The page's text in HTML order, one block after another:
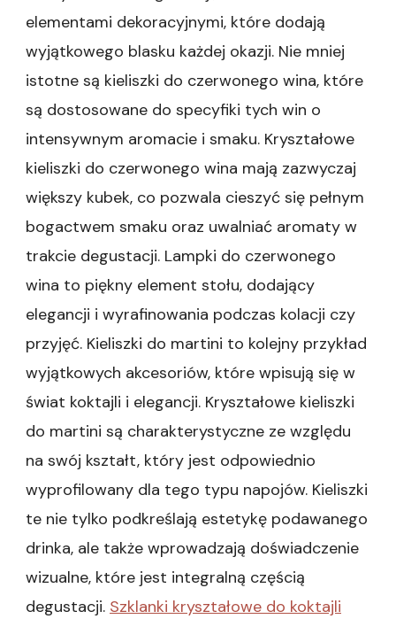
elementami dekoracyjnymi, które dodają
wyjątkowego blasku każdej okazji. Nie mniej
istotne są kieliszki do czerwonego wina, które
są dostosowane do specyfiki tych win o
intensywnym aromacie i smaku. Kryształowe
kieliszki do czerwonego wina mają zazwyczaj
większy kubek, co pozwala cieszyć się pełnym
bogactwem smaku oraz uwalniać aromaty w
trakcie degustacji. Lampki do czerwonego
wina to piękny element stołu, dodający
elegancji i wyrafinowania podczas kolacji czy
przyjęć. Kieliszki do martini to kolejny przykład
wyjątkowych akcesoriów, które wpisują się w
świat koktajli i elegancji. Kryształowe kieliszki
do martini są charakterystyczne ze względu
na swój kształt, który jest odpowiednio
wyprofilowany dla tego typu napojów. Kieliszki
te nie tylko podkreślają estetykę podawanego
drinka, ale także wprowadzają doświadczenie
wizualne, które jest integralną częścią
degustacji. Szklanki kryształowe do koktajli